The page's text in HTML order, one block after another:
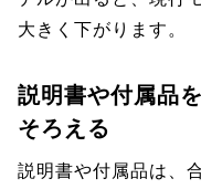
大きく下がります。
説明書や付属品を
そろえる
説明書や付属品は、